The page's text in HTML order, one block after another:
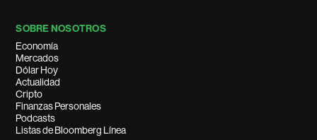
SOBRE NOSOTROS
Economía
Mercados
Dólar Hoy
Actualidad
Cripto
Finanzas Personales
Podcasts
Listas de Bloomberg Línea